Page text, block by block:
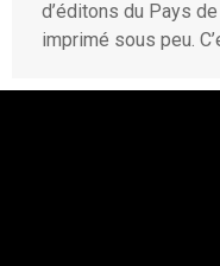
d’éditons du Pays
imprimé sous peu.